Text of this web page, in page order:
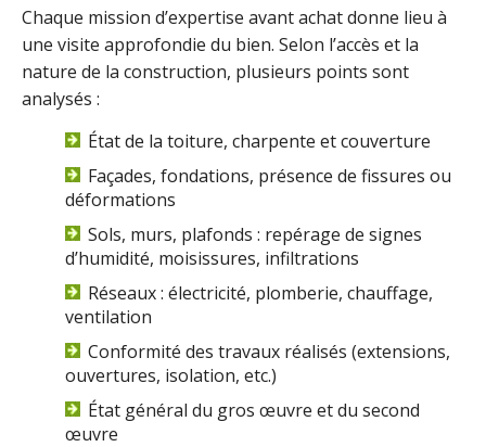
Chaque mission d’expertise avant achat donne lieu à
une visite approfondie du bien. Selon l’accès et la
nature de la construction, plusieurs points sont
analysés :
État de la toiture, charpente et couverture
Façades, fondations, présence de fissures ou
déformations
Sols, murs, plafonds : repérage de signes
d’humidité, moisissures, infiltrations
Réseaux : électricité, plomberie, chauffage,
ventilation
Conformité des travaux réalisés (extensions,
ouvertures, isolation, etc.)
État général du gros œuvre et du second
œuvre